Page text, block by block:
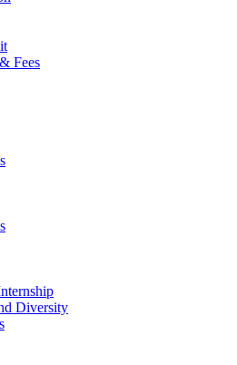
Fees
Diversity